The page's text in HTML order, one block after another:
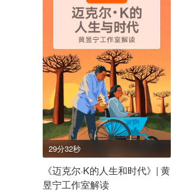
29分32秒
《迈克尔·K的人生和时代》| 黄
昱宁工作室解读